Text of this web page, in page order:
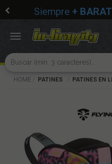
Siempre +
Toggle
HOME PATINES PATINES EN